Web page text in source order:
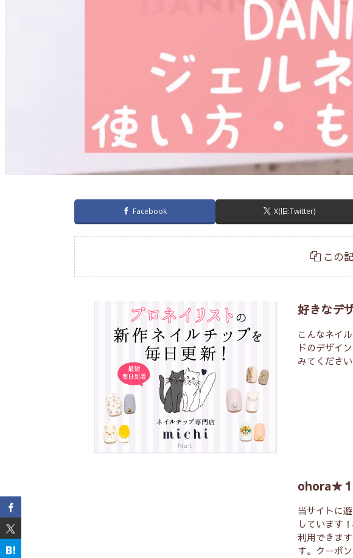
Facebook X(旧:Twitter)
この
好きなデ
こんなネイ
ドのデザイ
みてください
ohora★１
当サイトに
しています
利用できま
す。クーポ